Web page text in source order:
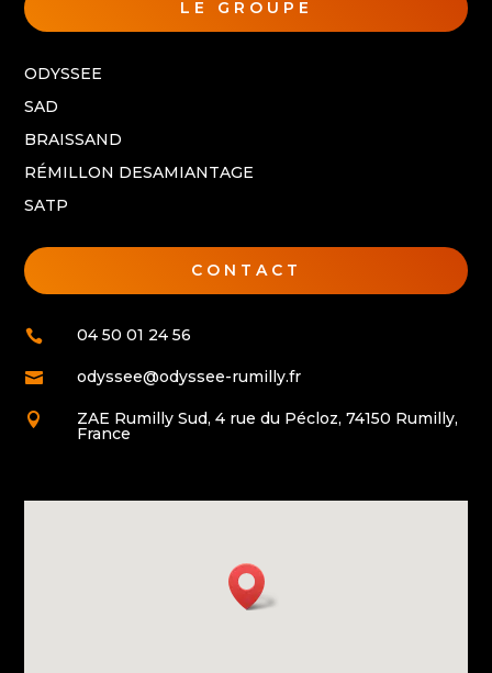
LE GROUPE
ODYSSEE
SAD
BRAISSAND
RÉMILLON DESAMIANTAGE
SATP
CONTACT
 04 50 01 24 56
 odyssee@odyssee-rumilly.fr
 ZAE Rumilly Sud, 4 rue du Pécloz, 74150 Rumilly,
France